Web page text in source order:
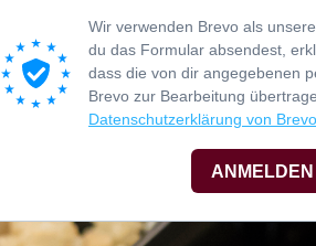
Wir verwenden Brevo als
du das Formular absendest,
dass die von dir angegebenen
Brevo zur Bearbeitung
Datenschutzerklärung von Brevo.
ANMELDEN